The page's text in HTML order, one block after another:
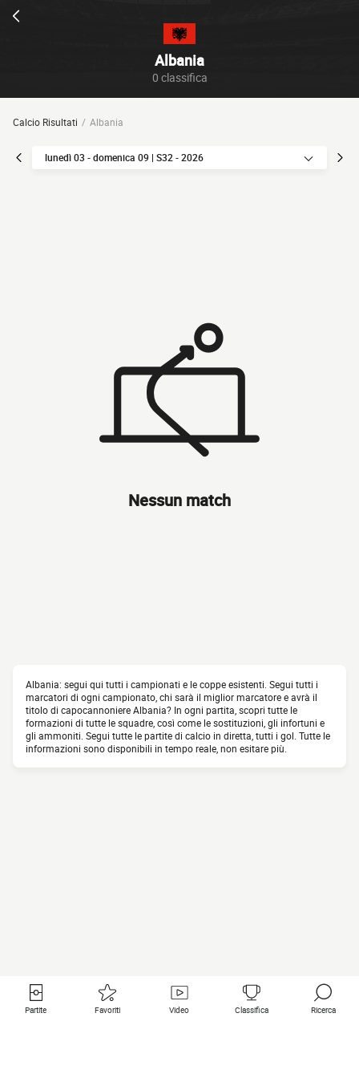
Albania
0 classifica
Calcio Risultati Albania
lunedì 03 - domenica 09 | S32 - 2026
Nessun match
Albania: segui qui tutti i campionati e le coppe esistenti. Segui tutti i
marcatori di ogni campionato, chi sarà il miglior marcatore e avrà il
titolo di capocannoniere Albania? In ogni partita, scopri tutte le
formazioni di tutte le squadre, così come le sostituzioni, gli infortuni e
gli ammoniti. Segui tutte le partite di calcio in diretta, tutti i gol. Tutte le
informazioni sono disponibili in tempo reale, non esitare più.
Partite Favoriti Video Classifica Ricerca